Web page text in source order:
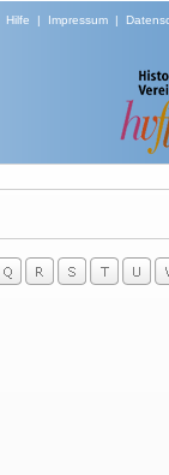
Hilfe | Impressum|